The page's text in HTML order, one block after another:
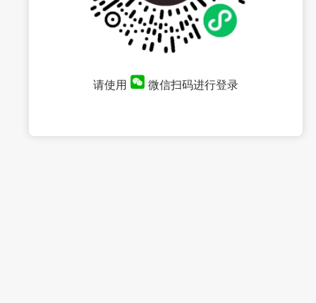
请使用 微信扫码进行登录